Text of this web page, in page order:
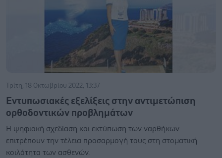
Τρίτη, 18 Οκτωβρίου 2022, 13:37
Εντυπωσιακές εξελίξεις στην αντιμετώπιση
ορθοδοντικών προβλημάτων
Η ψηφιακή σχεδίαση και εκτύπωση των ναρθήκων
επιτρέπουν την τέλεια προσαρμογή τους στη στοματική
κοιλότητα των ασθενών.